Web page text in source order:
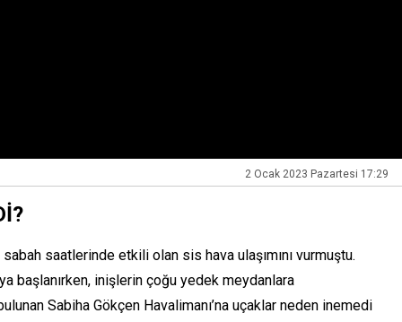
2 Ocak 2023 Pazartesi 17:29
saatlerinde etkili olan sis hava ulaşımını vurmuştu.
başlanırken, inişlerin çoğu yedek meydanlara
Sabiha Gökçen Havalimanı’na uçaklar neden inemedi